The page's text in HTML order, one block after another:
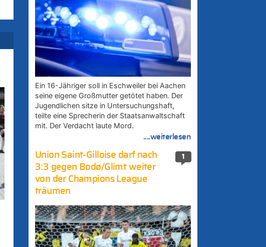
Ein 16-Jähriger soll in Eschweiler bei Aachen
seine eigene Großmutter getötet haben. Der
Jugendlichen sitze in Untersuchungshaft,
teilte eine Sprecherin der Staatsanwaltschaft
mit. Der Verdacht laute Mord.
....weiterlesen
1
Union Saint-Gilloise darf nach
3:3 gegen Bodø/Glimt weiter
von der Champions League
träumen